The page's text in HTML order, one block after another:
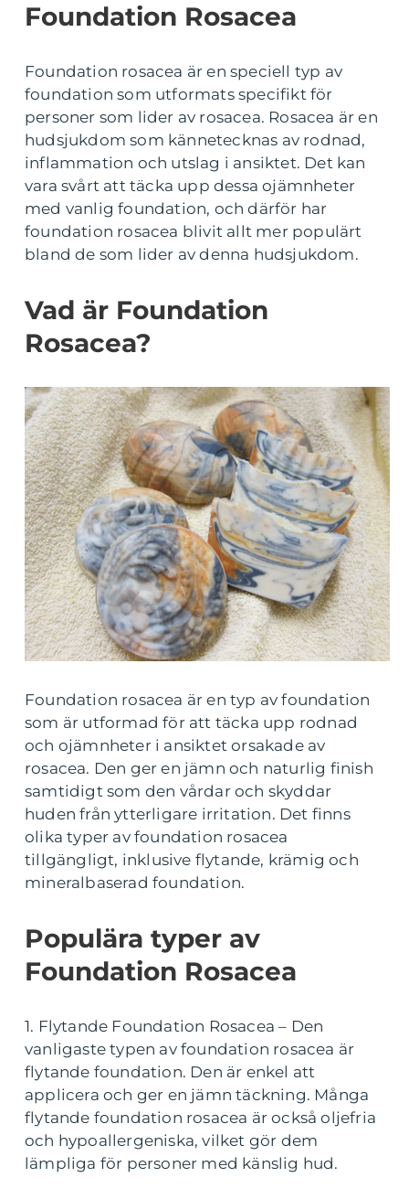
Foundation Rosacea
Foundation rosacea är en speciell typ av
foundation som utformats specifikt för
personer som lider av rosacea. Rosacea är en
hudsjukdom som kännetecknas av rodnad,
inflammation och utslag i ansiktet. Det kan
vara svårt att täcka upp dessa ojämnheter
med vanlig foundation, och därför har
foundation rosacea blivit allt mer populärt
bland de som lider av denna hudsjukdom.
Vad är Foundation
Rosacea?
Foundation rosacea är en typ av foundation
som är utformad för att täcka upp rodnad
och ojämnheter i ansiktet orsakade av
rosacea. Den ger en jämn och naturlig finish
samtidigt som den vårdar och skyddar
huden från ytterligare irritation. Det finns
olika typer av foundation rosacea
tillgängligt, inklusive flytande, krämig och
mineralbaserad foundation.
Populära typer av
Foundation Rosacea
1. Flytande Foundation Rosacea – Den
vanligaste typen av foundation rosacea är
flytande foundation. Den är enkel att
applicera och ger en jämn täckning. Många
flytande foundation rosacea är också oljefria
och hypoallergeniska, vilket gör dem
lämpliga för personer med känslig hud.